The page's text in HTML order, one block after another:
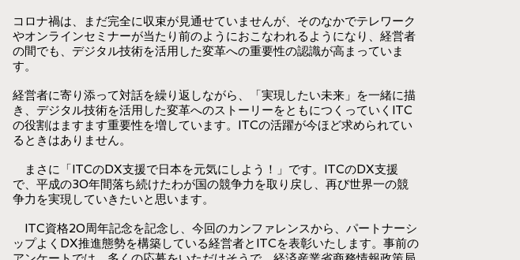
コロナ禍は、まだ完全に収束が見通せていませんが、そのなかでテレワーク
やオンラインセミナーが当たり前のようにおこなわれるようになり、経営者
の間でも、デジタル技術を活用した変革への重要性の認識が高まっていま
す。
経営者に寄り添って対話を繰り返しながら、「実現したい未来」を一緒に描
き、デジタル技術を活用した変革へのストーリーをともにつくっていくITC
の役割はますます重要性を増しています。ITCの活躍が今ほど求められてい
るときはありません。
まさに「ITCのDX支援で日本を元気にしよう！」です。ITCのDX支援
で、平成の30年間落ち続けたわが国の競争力を取り戻し、再び世界一の競
争力を実現していきたいと思います。
ITC資格20周年記念を記念し、今回のカンファレンスから、パートナーシ
ップよくDX推進態勢を構築している経営者とITCを表彰いたします。事前の